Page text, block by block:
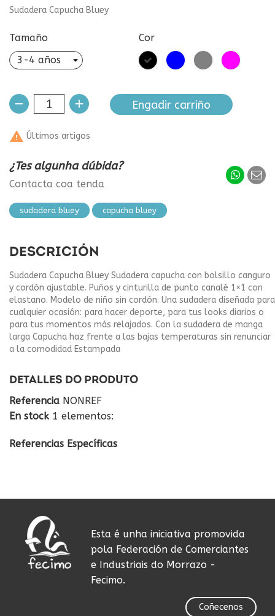
Sudadera Capucha Bluey
Tamaño Cor
Negro Azul Gris Fucsia
Engadir carriño
 Últimos artigos
¿Tes algunha dúbida?
Contacta coa tenda
sudadera bluey capucha bluey
DESCRICIÓN
Sudadera Capucha Bluey Sudadera capucha con bolsillo canguro
y cordón ajustable. Puños y cinturilla de punto canalé 1×1 con
elastano. Modelo de niño sin cordón. Una sudadera diseñada para
cualquier ocasión: para hacer deporte, para tus looks diarios o
para tus momentos más relajados. Con la sudadera de manga
larga Capucha haz frente a las bajas temperaturas sin renunciar
a la comodidad Estampada
DETALLES DO PRODUTO
Referencia NONREF
En stock 1 elementos:
Referencias Específicas
Esta é unha iniciativa promovida
pola Federación de Comerciantes
e Industriais do Morrazo -
Fecimo.
Coñecenos